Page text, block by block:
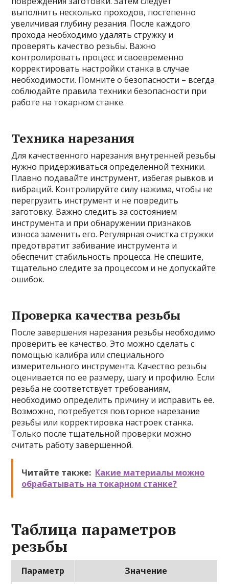
выполнить несколько проходов, постепенно
увеличивая глубину резания. После каждого
прохода необходимо удалять стружку и
проверять качество резьбы. Важно
контролировать процесс и своевременно
корректировать настройки станка в случае
необходимости. Помните о безопасности – всегда
соблюдайте правила техники безопасности при
работе на токарном станке.
Техника нарезания
Для качественного нарезания внутренней резьбы
нужно придерживаться определенной техники.
Плавно подавайте инструмент, избегая рывков и
вибраций. Контролируйте силу нажима, чтобы не
перегрузить инструмент и не повредить
заготовку. Важно следить за состоянием
инструмента и при обнаружении признаков
износа заменить его. Регулярная очистка стружки
предотвратит забивание инструмента и
обеспечит стабильность процесса. Не спешите,
тщательно следите за процессом и не допускайте
ошибок.
Проверка качества резьбы
После завершения нарезания резьбы необходимо
проверить ее качество. Это можно сделать с
помощью калибра или специального
измерительного инструмента. Качество резьбы
оценивается по ее размеру, шагу и профилю. Если
резьба не соответствует требованиям,
необходимо определить причину и исправить ее.
Возможно, потребуется повторное нарезание
резьбы или корректировка настроек станка.
Только после тщательной проверки можно
считать работу завершенной.
Читайте также: Какие материалы можно
обрабатывать на токарном станке?
Таблица параметров
резьбы
Параметр
Значение